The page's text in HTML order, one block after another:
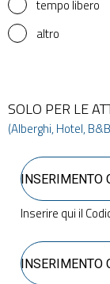
tempo libero
altro
SOLO PER LE
(Alberghi, Hotel,
Inserire qui il